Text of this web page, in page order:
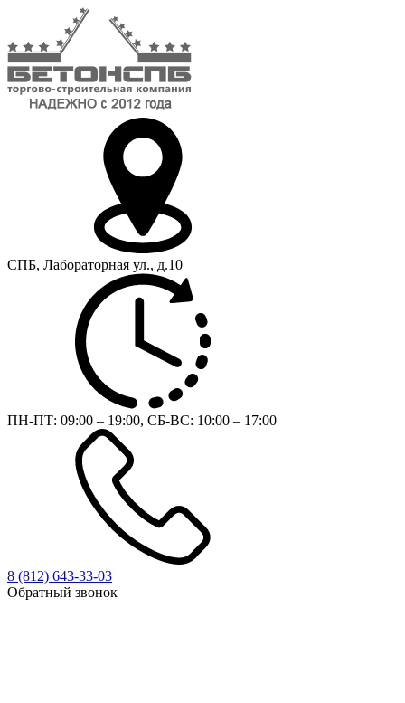
СПБ, Лабораторная ул., д.10
ПН-ПТ: 09:00 – 19:00, СБ-ВС: 10:00 – 17:00
8 (812) 643-33-03
Обратный звонок